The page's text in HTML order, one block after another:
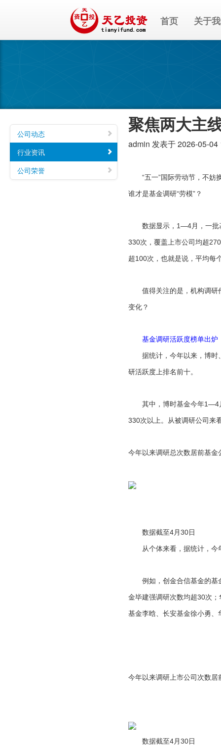
首页 关于
公司动态
行业资讯
公司荣誉
聚焦两大主
admin 发表于 2026-05-04
“五一”国际劳动节，不妨
谁才是基金调研“劳模”？
数据显示，1—4月，一批基
330次，覆盖上市公司均超
超100次，也就是说，平均每
值得关注的是，机构调研作
变化？
基金调研活跃度榜单出炉
据统计，今年以来，博时、
研活跃度上排名前十。
其中，博时基金今年1—4月
330次以上。从被调研公司来
今年以来调研总次数居前基金
数据截至4月30日
从个体来看，据统计，今
例如，创金合信基金的基金
金毕建强调研次数均超30次
基金李晗、长安基金徐小勇
今年以来调研上市公司次数居
数据截至4月30日